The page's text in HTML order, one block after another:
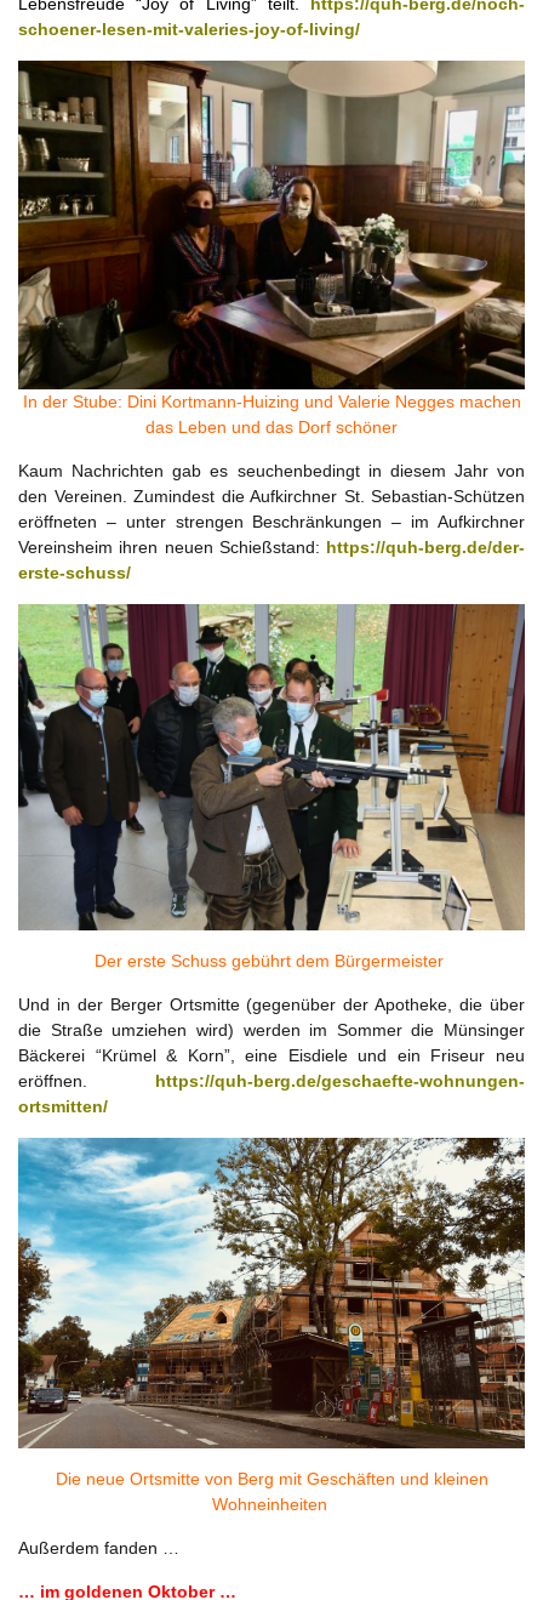
schoener-lesen-mit-valeries-joy-of-living/
In der Stube: Dini Kortmann-Huizing und Valerie Negges machen
das Leben und das Dorf schöner
Kaum Nachrichten gab es seuchenbedingt in diesem Jahr von
den Vereinen. Zumindest die Aufkirchner St. Sebastian-Schützen
eröffneten – unter strengen Beschränkungen – im Aufkirchner
Vereinsheim ihren neuen Schießstand: https://quh-berg.de/der-
erste-schuss/
Der erste Schuss gebührt dem Bürgermeister
Und in der Berger Ortsmitte (gegenüber der Apotheke, die über
die Straße umziehen wird) werden im Sommer die Münsinger
Bäckerei “Krümel & Korn”, eine Eisdiele und ein Friseur neu
eröffnen. https://quh-berg.de/geschaefte-wohnungen-
ortsmitten/
Die neue Ortsmitte von Berg mit Geschäften und kleinen
Wohneinheiten
Außerdem fanden …
… im goldenen Oktober …